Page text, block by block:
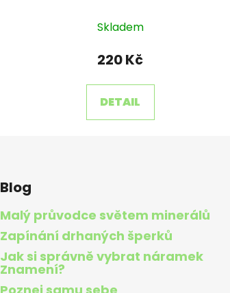
Skladem
220 Kč
DETAIL
Blog
Malý průvodce světem minerálů
Zapínání drhaných šperků
Jak si správně vybrat náramek
Znamení?